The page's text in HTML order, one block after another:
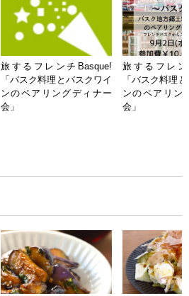
旅するフレンチBasque!
「バスク料理とバスクワイ
ンのペアリングディナー
会」
旅するフレン
「バスク料理
ンのペアリン
会」